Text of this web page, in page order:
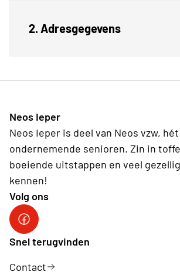
2. Adresgegevens
Neos Ieper
Neos Ieper is deel van Neos vzw,
ondernemende senioren. Zin in
boeiende uitstappen en veel
kennen!
Volg ons
Neos Ieper facebook
Snel terugvinden
Contact